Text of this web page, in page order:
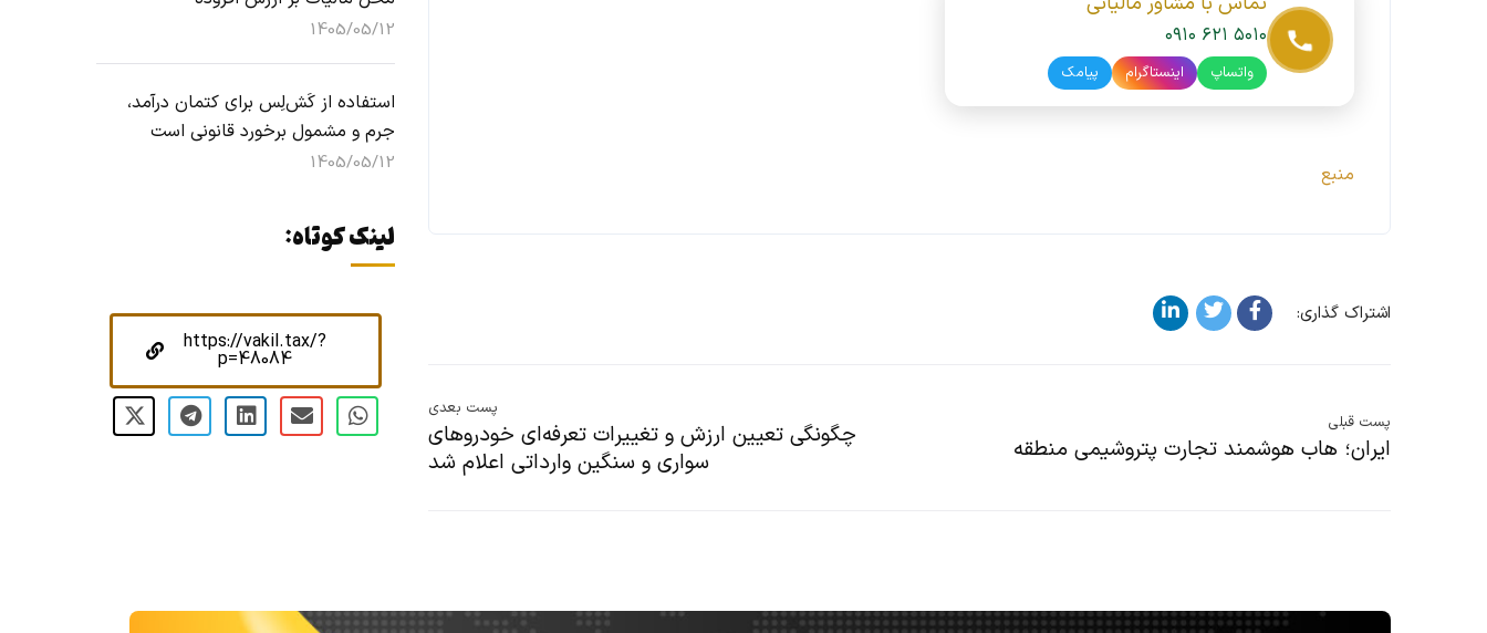
۰۹۱۰ ۶۲۱ ۵۰۱۰
واتساپ اینستاگرام پیامک
منبع
اشتراک گذاری:
پست قبلی
ایران؛ هاب هوشمند تجارت پتروشیمی منطقه
پست بعدی
چگونگی تعیین ارزش و تغییرات تعرفه‌ای خودرو‌های
سواری و سنگین وارداتی اعلام شد
1405/05/12
استفاده از کَش‌لِس برای کتمان درآمد،
جرم و مشمول برخورد قانونی است
1405/05/12
لینک کوتاه:
https://vakil.tax/?
p=48084